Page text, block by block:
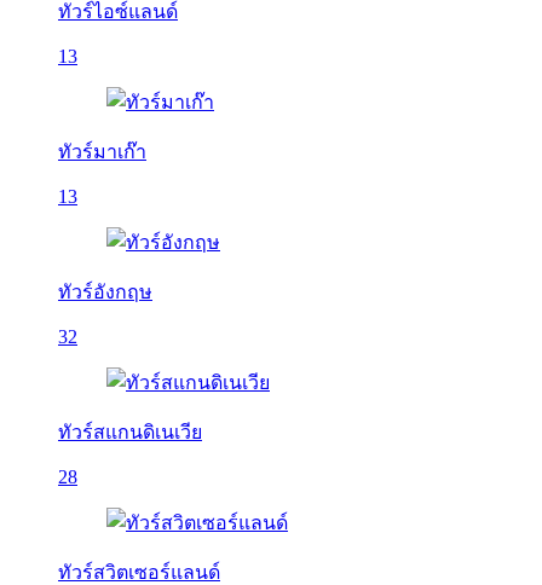
ทัวร์ไอซ์แลนด์
13
ทัวร์มาเก๊า
13
ทัวร์อังกฤษ
32
ทัวร์สแกนดิเนเวีย
28
ทัวร์สวิตเซอร์แลนด์